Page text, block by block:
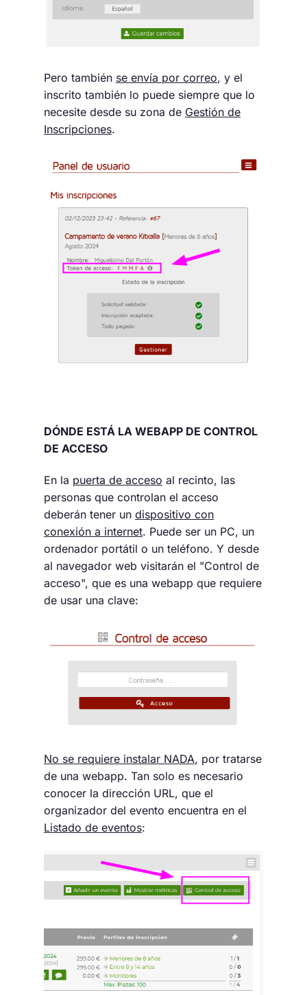
Pero también se envía por correo, y el
inscrito también lo puede siempre que lo
necesite desde su zona de Gestión de
Inscripciones.
DÓNDE ESTÁ LA WEBAPP DE CONTROL
DE ACCESO
En la puerta de acceso al recinto, las
personas que controlan el acceso
deberán tener un dispositivo con
conexión a internet. Puede ser un PC, un
ordenador portátil o un teléfono. Y desde
al navegador web visitarán el "Control de
acceso", que es una webapp que requiere
de usar una clave:
No se requiere instalar NADA, por tratarse
de una webapp. Tan solo es necesario
conocer la dirección URL, que el
organizador del evento encuentra en el
Listado de eventos: